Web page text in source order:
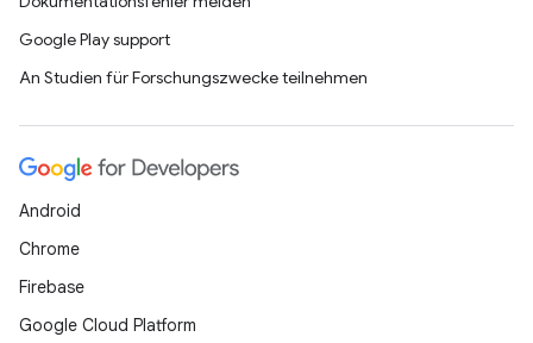
Google Play support
An Studien für Forschungszwecke teilnehmen
Android
Chrome
Firebase
Google Cloud Platform